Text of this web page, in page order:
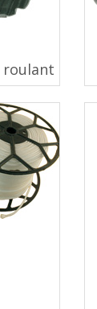
roulant